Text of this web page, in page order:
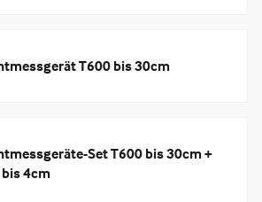
T600 bis 30cm
Set T600 bis 30cm +
4cm